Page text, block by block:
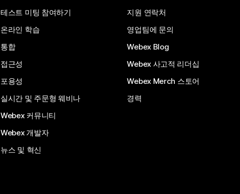
테스트 미팅 참여하기
온라인 학습
통합
접근성
포용성
실시간 및 주문형 웨비나
Webex 커뮤니티
Webex 개발자
뉴스 및 혁신
지원 연락처
영업팀에 문의
Webex Blog
Webex 사고적 리더십
Webex Merch 스토어
경력